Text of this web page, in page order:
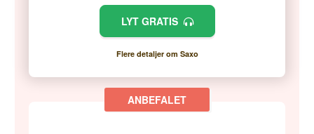
LYT GRATIS
Flere detaljer om Saxo